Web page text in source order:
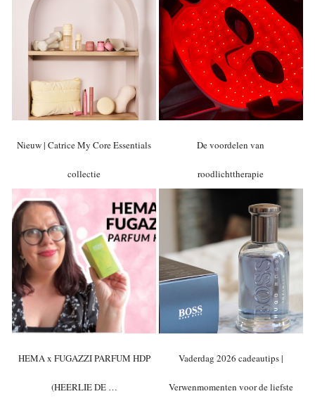
Nieuw | Catrice My Core Essentials
collectie
De voordelen van
roodlichttherapie
HEMA x FUGAZZI PARFUM HDP
(HEERLIE DE …
Vaderdag 2026 cadeautips |
Verwenmomenten voor de liefste